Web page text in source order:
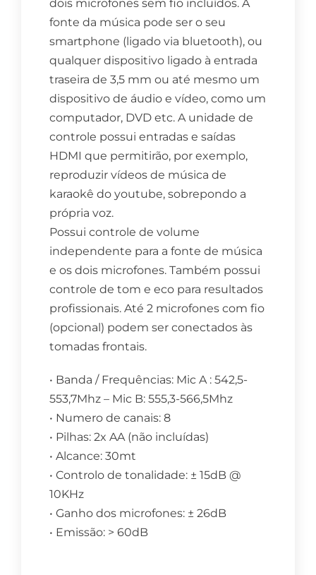
dois microfones sem fio incluídos. A
fonte da música pode ser o seu
smartphone (ligado via bluetooth), ou
qualquer dispositivo ligado à entrada
traseira de 3,5 mm ou até mesmo um
dispositivo de áudio e vídeo, como um
computador, DVD etc. A unidade de
controle possui entradas e saídas
HDMI que permitirão, por exemplo,
reproduzir vídeos de música de
karaokê do youtube, sobrepondo a
própria voz.
Possui controle de volume
independente para a fonte de música
e os dois microfones. Também possui
controle de tom e eco para resultados
profissionais. Até 2 microfones com fio
(opcional) podem ser conectados às
tomadas frontais.
• Banda / Frequências: Mic A : 542,5-
553,7Mhz – Mic B: 555,3-566,5Mhz
• Numero de canais: 8
• Pilhas: 2x AA (não incluídas)
• Alcance: 30mt
• Controlo de tonalidade: ± 15dB @
10KHz
• Ganho dos microfones: ± 26dB
• Emissão: > 60dB